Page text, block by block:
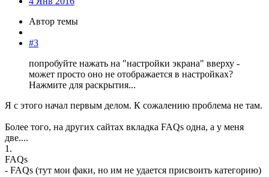
Автор темы
#3
попробуйте нажать на "настройки экрана" вверху -
может просто оно не отображается в настройках?
Нажмите для раскрытия...
Я с этого начал первым делом. К сожалению проблема не там.
Более того, на других сайтах вкладка FAQs одна, а у меня
две....
1.
FAQs
- FAQs (тут мои факи, но им не удается присвоить категорию)